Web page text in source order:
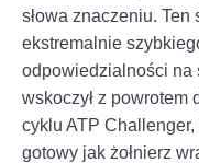
słowa znaczeniu.
ekstremalnie
odpowiedzialności na
wskoczył z powrotem
cyklu ATP
gotowy jak żołnierz